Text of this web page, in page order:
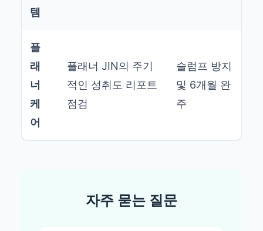
템
플
래
너
케
어
플래너 JIN의 주기
적인 성취도 리포트
점검
슬럼프 방지
및 6개월 완
주
자주 묻는 질문